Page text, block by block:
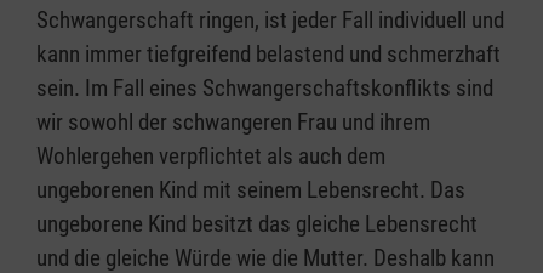
Schwangerschaft ringen, ist jeder Fall individuell und
kann immer tiefgreifend belastend und schmerzhaft
sein. Im Fall eines Schwangerschaftskonflikts sind
wir sowohl der schwangeren Frau und ihrem
Wohlergehen verpflichtet als auch dem
ungeborenen Kind mit seinem Lebensrecht. Das
ungeborene Kind besitzt das gleiche Lebensrecht
und die gleiche Würde wie die Mutter. Deshalb kann